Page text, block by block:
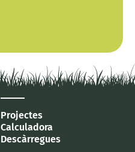
Projectes
Calculadora
Descàrregues